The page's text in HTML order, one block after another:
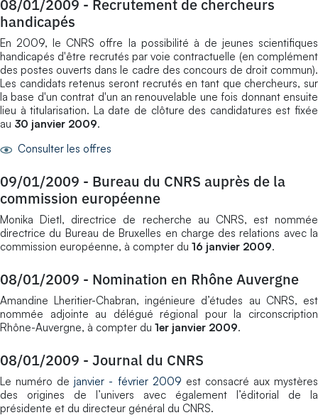
08/01/2009 - Recrutement de chercheurs
handicapés
En 2009, le CNRS offre la possibilité à de jeunes scientifiques
handicapés d'être recrutés par voie contractuelle (en complément
des postes ouverts dans le cadre des concours de droit commun).
Les candidats retenus seront recrutés en tant que chercheurs, sur
la base d'un contrat d'un an renouvelable une fois donnant ensuite
lieu à titularisation. La date de clôture des candidatures est fixée
au 30 janvier 2009.
Consulter les offres
09/01/2009 - Bureau du CNRS auprès de la
commission européenne
Monika Dietl, directrice de recherche au CNRS, est nommée
directrice du Bureau de Bruxelles en charge des relations avec la
commission européenne, à compter du 16 janvier 2009.
08/01/2009 - Nomination en Rhône Auvergne
Amandine Lheritier-Chabran, ingénieure d’études au CNRS, est
nommée adjointe au délégué régional pour la circonscription
Rhône-Auvergne, à compter du 1er janvier 2009.
08/01/2009 - Journal du CNRS
Le numéro dejanvier - février 2009 est consacré aux mystères
des origines de l’univers avec également l’éditorial de la
présidente et du directeur général du CNRS.